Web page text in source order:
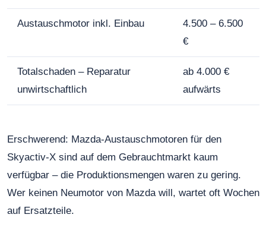
Austauschmotor inkl. Einbau
4.500 – 6.500
€
Totalschaden – Reparatur
unwirtschaftlich
ab 4.000 €
aufwärts
Erschwerend: Mazda-Austauschmotoren für den
Skyactiv-X sind auf dem Gebrauchtmarkt kaum
verfügbar – die Produktionsmengen waren zu gering.
Wer keinen Neumotor von Mazda will, wartet oft Wochen
auf Ersatzteile.